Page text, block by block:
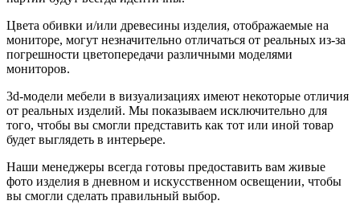
Цвета обивки и/или древесины изделия, отображаемые на
мониторе, могут незначительно отличаться от реальных из-за
погрешности цветопередачи различными моделями
мониторов.
3d-модели мебели в визуализациях имеют некоторые отличия
от реальных изделий. Мы показываем исключительно для
того, чтобы вы смогли представить как тот или иной товар
будет выглядеть в интерьере.
Наши менеджеры всегда готовы предоставить вам живые
фото изделия в дневном и искусственном освещении, чтобы
вы смогли сделать правильный выбор.